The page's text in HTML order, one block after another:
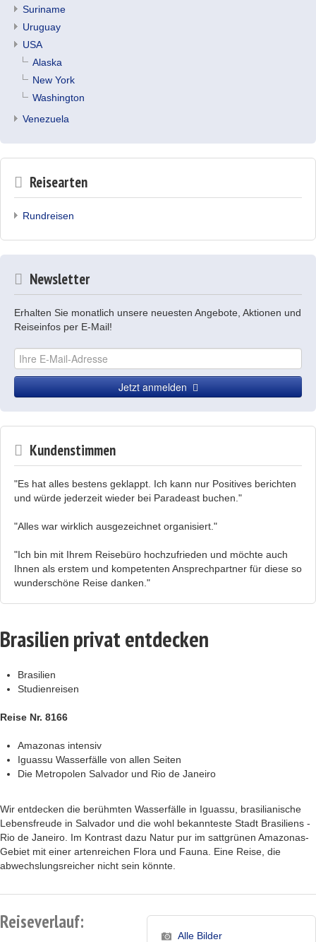
Suriname
Uruguay
USA
Alaska
New York
Washington
Venezuela
Reisearten
Rundreisen
Newsletter
Erhalten Sie monatlich unsere neuesten Angebote, Aktionen und
Reiseinfos per E-Mail!
Jetzt anmelden
Kundenstimmen
"Es hat alles bestens geklappt. Ich kann nur Positives berichten
und würde jederzeit wieder bei Paradeast buchen."
"Alles war wirklich ausgezeichnet organisiert."
"Ich bin mit Ihrem Reisebüro hochzufrieden und möchte auch
Ihnen als erstem und kompetenten Ansprechpartner für diese so
wunderschöne Reise danken."
Brasilien privat entdecken
Brasilien
Studienreisen
Reise Nr. 8166
Amazonas intensiv
Iguassu Wasserfälle von allen Seiten
Die Metropolen Salvador und Rio de Janeiro
Wir entdecken die berühmten Wasserfälle in Iguassu, brasilianische
Lebensfreude in Salvador und die wohl bekannteste Stadt Brasiliens -
Rio de Janeiro. Im Kontrast dazu Natur pur im sattgrünen Amazonas-
Gebiet mit einer artenreichen Flora und Fauna. Eine Reise, die
abwechslungsreicher nicht sein könnte.
Alle Bilder
Reiseverlauf: